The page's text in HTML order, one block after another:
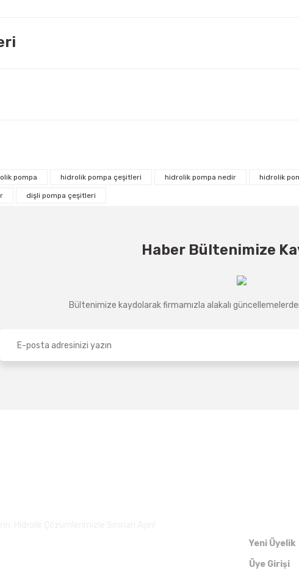
pompa hidrolik pompa çeşitleri hidrolik pompa nedir hidrolik
dişli pompa çeşitleri
Haber Bültenimize
Bültenimize kaydolarak firmamızla alakalı
Yeni Üyelik
Üye Girişi